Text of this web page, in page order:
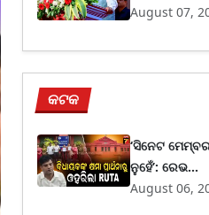
August 07,
କଟକ
‘ସିନେଟ
ନୁହେଁ’: ରେଭ...
August 06,